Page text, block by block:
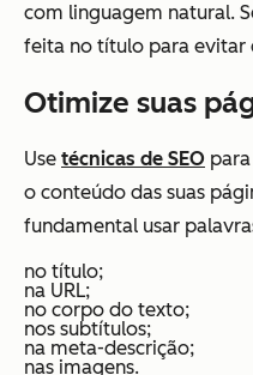
com linguagem natural.
feita no título para evitar
Otimize suas
Use técnicas de SEO
o conteúdo das suas
fundamental usar
no título;
na URL;
no corpo do texto;
nos subtítulos;
na meta-descrição;
nas imagens.